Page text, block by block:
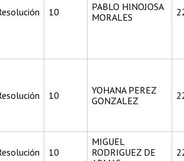
10
PABLO HINOJOSA
MORALES
10
YOHANA PEREZ
GONZALEZ
10
MIGUEL
RODRIGUEZ DE